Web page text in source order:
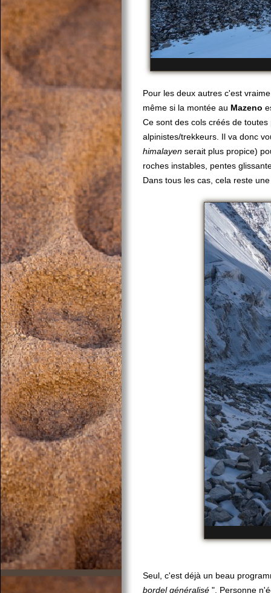
Pour les deux autres c'est
même si la montée au Mazeno
Ce sont des cols créés de
alpinistes/trekkeurs. Il va donc
himalayen serait plus propice)
roches instables, pentes
Dans tous les cas, cela reste
Seul, c'est déjà un beau
bordel généralisé ". Personne